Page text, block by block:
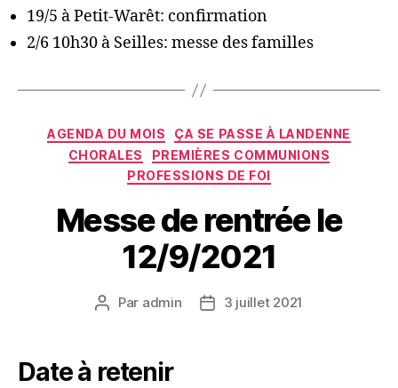
19/5 à Petit-Warêt: confirmation
2/6 10h30 à Seilles: messe des familles
Catégories
AGENDA DU MOIS
ÇA SE PASSE À LANDENNE
CHORALES
PREMIÈRES COMMUNIONS
PROFESSIONS DE FOI
Messe de rentrée le
12/9/2021
Auteur
Par admin
Date3 juillet 2021
Date à retenir